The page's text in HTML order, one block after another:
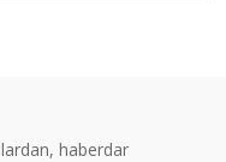
haberdar